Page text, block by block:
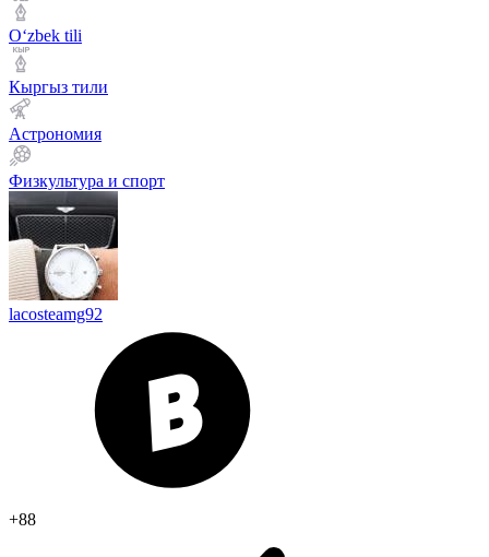
Оʻzbek tili
Кыргыз тили
Астрономия
Физкультура и спорт
lacosteamg92
+88